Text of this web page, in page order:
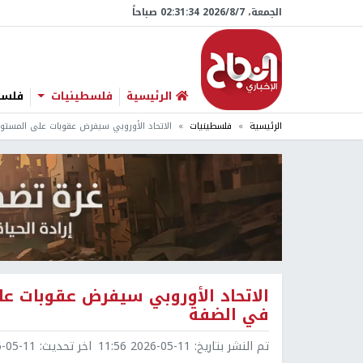
الجمعة، 7/‏8/‏2026 02:31:36 صباحاً
الرئيسية فلسطينيات
الرئيسية فلسطينيات الاتحاد الأوروبي سيفرض عقوبات على
الاتحاد الأوروبي سيفرض
في الضفة
تم النشر بتاريخ: 2026-05-11 11:56 اخر تحديث: 11 14:47